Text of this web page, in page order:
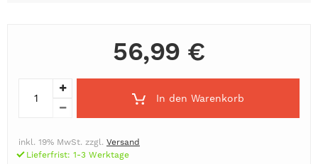
56,99 €
In den Warenkorb
inkl. 19% MwSt. zzgl. Versand
Lieferfrist: 1-3 Werktage